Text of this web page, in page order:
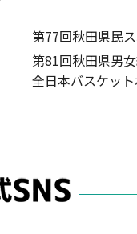
第77回秋田県民
第81回秋田県男
全日本バスケッ